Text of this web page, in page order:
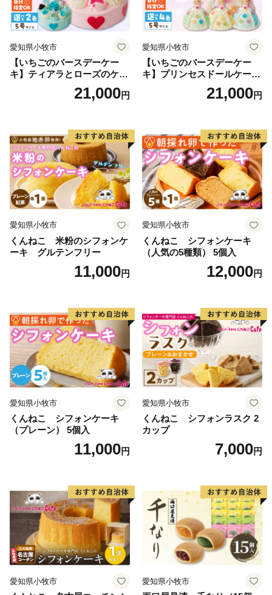
愛知県小牧市
【いちごのバースデーケー
キ】ティアラとローズのケー
キ スイーツ デザート 洋菓
子 お取り寄せ 愛知県 小牧市
レーション ホールケーキ 日
時指定可
21,000円
愛知県小牧市
【いちごのバースデーケー
キ】プリンセスドールケーキ
日時指定可 スイーツ デザー
ト 洋菓子 お取り寄せ 愛知県
デコレーションケーキ ホー
ルケーキ 人形 かわいい こど
も
21,000円
愛知県小牧市
くんねこ 米粉のシフォンケ
ーキ グルテンフリー
11,000円
愛知県小牧市
くんねこ シフォンケーキ
（人気の5種類） 5個入
12,000円
愛知県小牧市
くんねこ シフォンケーキ
（プレーン） 5個入
11,000円
愛知県小牧市
くんねこ シフォンラスク 2
カップ
7,000円
愛知県小牧市 愛知県小牧市